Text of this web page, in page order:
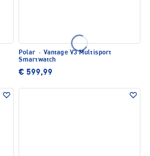
Polar · Vantage V3 Multisport
Smartwatch
€ 599,99